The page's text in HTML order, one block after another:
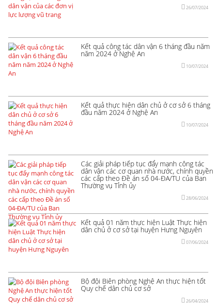
26/07/2024
Kết quả công tác dân vận 6 tháng đầu năm
năm 2024 ở Nghệ An
10/07/2024
Kết quả thực hiện dân chủ ở cơ sở 6 tháng
đầu năm 2024 ở Nghệ An
10/07/2024
Các giải pháp tiếp tục đẩy mạnh công tác
dân vận các cơ quan nhà nước, chính quyền
các cấp theo Đề án số 04-ĐA/TU của Ban
Thường vụ Tỉnh ủy
28/06/2024
Kết quả 01 năm thực hiện Luật Thực hiện
dân chủ ở cơ sở tại huyện Hưng Nguyên
07/06/2024
Bộ đội Biên phòng Nghệ An thực hiện tốt
Quy chế dân chủ cơ sở
26/04/2024